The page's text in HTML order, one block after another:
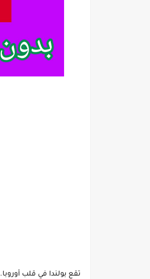
تقع بولندا في قلب أوروبا.